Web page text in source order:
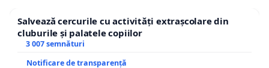
Salvează cercurile cu activități extrașcolare din
cluburile și palatele copiilor
3 007 semnături
Notificare de transparență